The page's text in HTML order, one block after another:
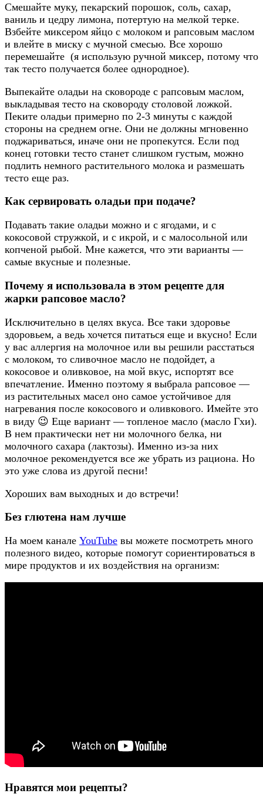
Смешайте муку, пекарский порошок, соль, сахар,
ваниль и цедру лимона, потертую на мелкой терке.
Взбейте миксером яйцо с молоком и рапсовым маслом
и влейте в миску с мучной смесью. Все хорошо
перемешайте (я использую ручной миксер, потому что
так тесто получается более однородное).
Выпекайте оладьи на сковороде с рапсовым маслом,
выкладывая тесто на сковороду столовой ложкой.
Пеките оладьи примерно по 2-3 минуты с каждой
стороны на среднем огне. Они не должны мгновенно
поджариваться, иначе они не пропекутся. Если под
конец готовки тесто станет слишком густым, можно
подлить немного растительного молока и размешать
тесто еще раз.
Как сервировать оладьи при подаче?
Подавать такие оладьи можно и с ягодами, и с
кокосовой стружкой, и с икрой, и с малосольной или
копченой рыбой. Мне кажется, что эти варианты —
самые вкусные и полезные.
Почему я использовала в этом рецепте для
жарки рапсовое масло?
Исключительно в целях вкуса. Все таки здоровье
здоровьем, а ведь хочется питаться еще и вкусно! Если
у вас аллергия на молочное или вы решили расстаться
с молоком, то сливочное масло не подойдет, а
кокосовое и оливковое, на мой вкус, испортят все
впечатление. Именно поэтому я выбрала рапсовое —
из растительных масел оно самое устойчивое для
нагревания после кокосового и оливкового. Имейте это
в виду 😉 Еще вариант — топленое масло (масло Гхи).
В нем практически нет ни молочного белка, ни
молочного сахара (лактозы). Именно из-за них
молочное рекомендуется все же убрать из рациона. Но
это уже слова из другой песни!
Хороших вам выходных и до встречи!
Без глютена нам лучше
На моем канале YouTube вы можете посмотреть много
полезного видео, которые помогут сориентироваться в
мире продуктов и их воздействия на организм:
Нравятся мои рецепты?